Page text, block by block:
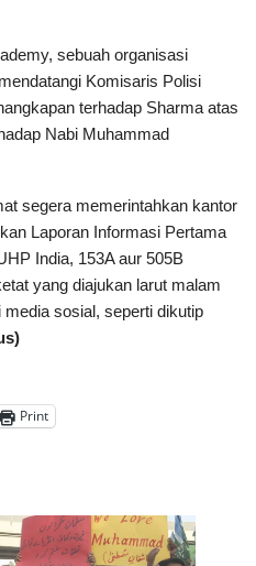
sebuah organisasi
Komisaris Polisi
terhadap Sharma atas
Nabi Muhammad
segera memerintahkan kantor
Laporan Informasi Pertama
India, 153A aur 505B
yang diajukan larut malam
media sosial, seperti dikutip
Print